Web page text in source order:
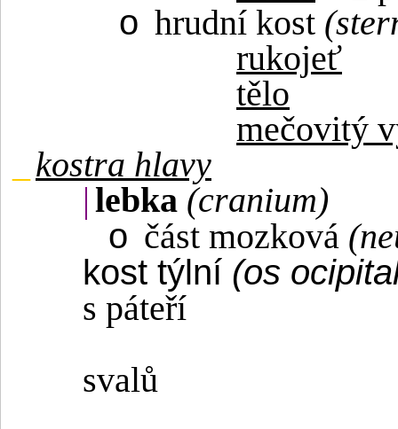
o hrudní kost
rukojeť
tělo
mečovitý
kostra hlavy
| lebka (cranium)
o část mozková
kost týlní (os
s páteří
svalů